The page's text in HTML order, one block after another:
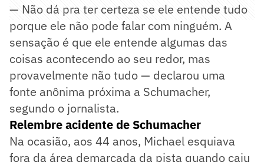
— Não dá pra ter certeza se ele entende tudo
porque ele não pode falar com ninguém. A
sensação é que ele entende algumas das
coisas acontecendo ao seu redor, mas
provavelmente não tudo — declarou uma
fonte anônima próxima a Schumacher,
segundo o jornalista.
Relembre acidente de Schumacher
Na ocasião, aos 44 anos, Michael esquiava
fora da área demarcada da pista quando caiu